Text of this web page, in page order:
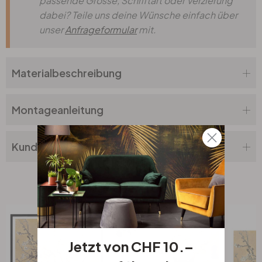
dabei? Teile uns deine Wünsche einfach über
unserAnfrageformularmit.
Materialbeschreibung
Montageanleitung
Kundenbewertung
Verwandte Produkte
Jetzt von CHF 10.–